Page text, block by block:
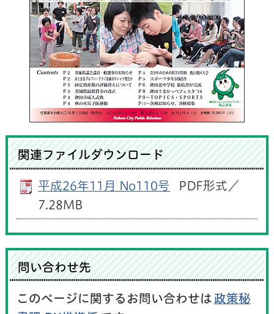
関連ファイルダウンロード
平成26年11月 No110号
PDF形式／
7.28MB
問い合わせ先
このページに関するお問い合わせは 政策秘